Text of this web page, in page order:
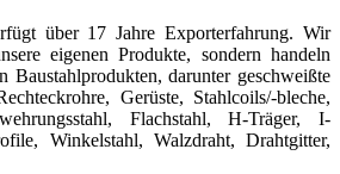
über 17 Jahre Exporterfahrung. Wir
eigenen Produkte, sondern handeln
darunter geschweißte
Gerüste, Stahlcoils/-bleche,
Flachstahl, H-Träger, I-
Winkelstahl, Walzdraht, Drahtgitter,